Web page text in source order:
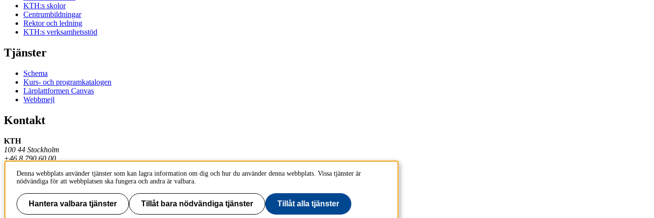
KTH:s skolor
Centrumbildningar
Rektor och ledning
KTH:s verksamhetsstöd
Tjänster
Schema
Kurs- och programkatalogen
Lärplattformen Canvas
Webbmejl
Kontakt
KTH
100 44 Stockholm
+46 8 790 60 00
Kontakta KTH
Jobba på KTH
Press och media
Faktura och betalning KTH
Om KTH:s webbplatser
Denna webbplats använder tjänster som kan lagra information om dig och hur du använder denna webbplats. Vissa tjänster är
nödvändiga för att webbplatsen ska fungera och andra är valbara.
Hantera valbara tjänster Tillåt bara nödvändiga tjänster Tillåt alla tjänster